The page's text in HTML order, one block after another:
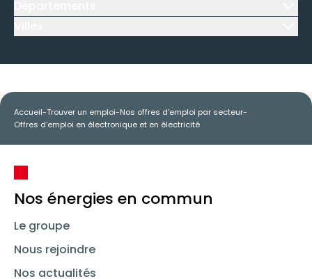
Accueil-Trouver un emploi-Nos offres d'emploi par secteur-
Offres d'emploi en électronique et en électricité
Nos énergies en commun
Le groupe
Nous rejoindre
Nos actualités